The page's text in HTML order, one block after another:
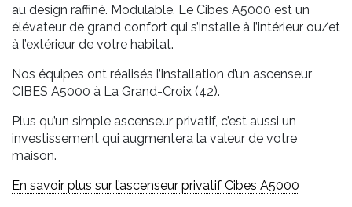
au design raffiné. Modulable, Le Cibes A5000 est un
élévateur de grand confort qui s’installe à l’intérieur ou/et
à l’extérieur de votre habitat.
Nos équipes ont réalisés l’installation d’un ascenseur
CIBES A5000 à La Grand-Croix (42).
Plus qu’un simple ascenseur privatif, c’est aussi un
investissement qui augmentera la valeur de votre
maison.
En savoir plus sur l’ascenseur privatif Cibes A5000